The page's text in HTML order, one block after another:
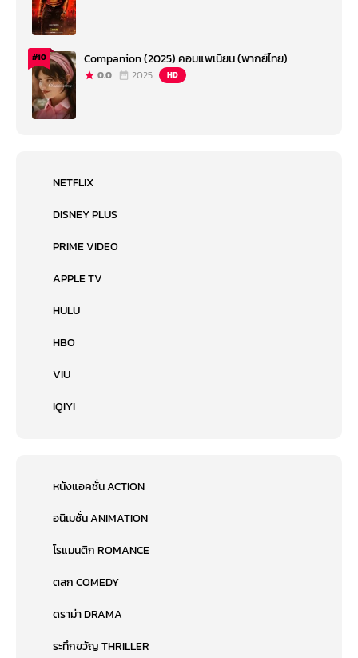
#10 Companion (2025) คอมแพเนียน (พากย์ไทย)
0.0 2025 HD
NETFLIX
DISNEY PLUS
PRIME VIDEO
APPLE TV
HULU
HBO
VIU
IQIYI
หนังแอคชั่น ACTION
อนิเมชั่น ANIMATION
โรแมนติก ROMANCE
ตลก COMEDY
ดราม่า DRAMA
ระทึกขวัญ THRILLER